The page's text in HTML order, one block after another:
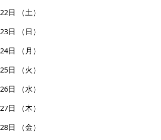
22日
（土）
23日
（日）
24日
（月）
25日
（火）
26日
（水）
27日
（木）
28日
（金）